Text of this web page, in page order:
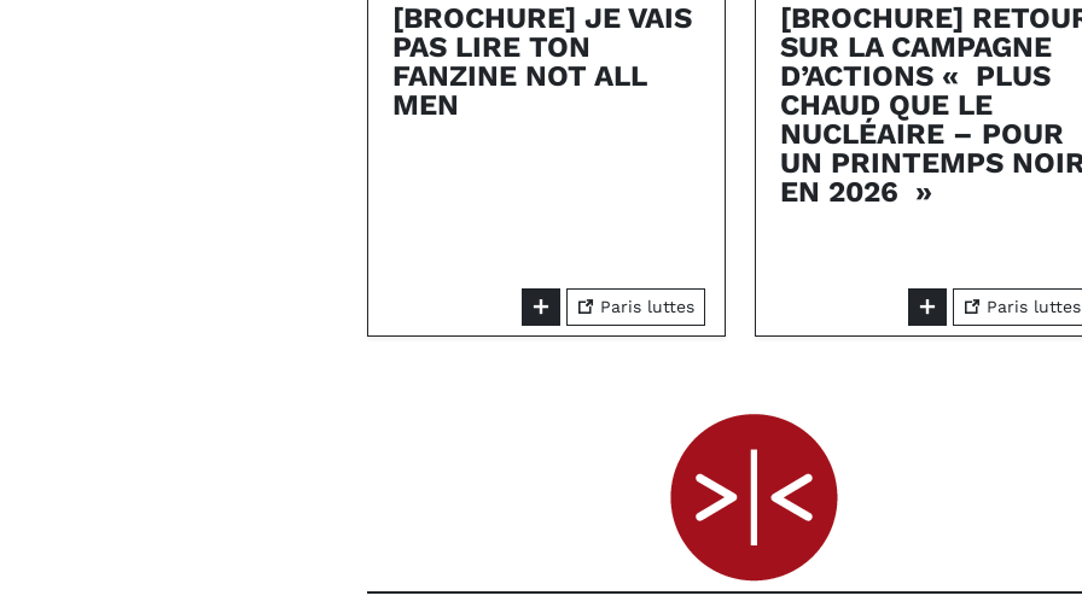
[BROCHURE] JE VAIS
PAS LIRE TON
FANZINE NOT ALL
MEN
Paris luttes
[BROCHURE]
SUR LA CAMPAGNE
D’ACTIONS « PLUS
CHAUD QUE LE
NUCLÉAIRE – POUR
UN PRINTEMPS
EN 2026 »
Paris luttes